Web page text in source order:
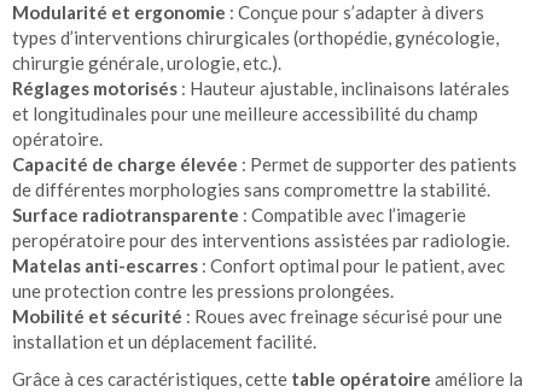
Modularité et ergonomie : Conçue pour s’adapter à divers
types d’interventions chirurgicales (orthopédie, gynécologie,
chirurgie générale, urologie, etc.).
Réglages motorisés : Hauteur ajustable, inclinaisons latérales
et longitudinales pour une meilleure accessibilité du champ
opératoire.
Capacité de charge élevée : Permet de supporter des patients
de différentes morphologies sans compromettre la stabilité.
Surface radiotransparente : Compatible avec l’imagerie
peropératoire pour des interventions assistées par radiologie.
Matelas anti-escarres : Confort optimal pour le patient, avec
une protection contre les pressions prolongées.
Mobilité et sécurité : Roues avec freinage sécurisé pour une
installation et un déplacement facilité.
Grâce à ces caractéristiques, cette table opératoire améliore la